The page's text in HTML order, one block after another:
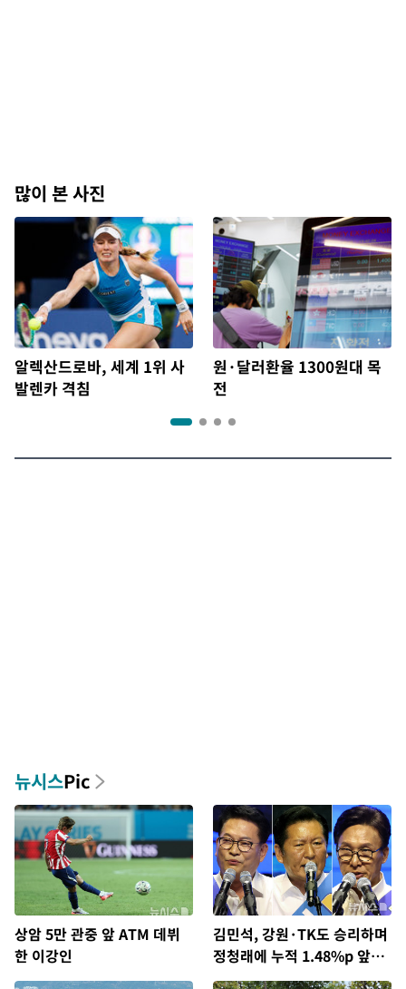
많이 본 사진
알렉산드로바, 세계 1위 사
발렌카 격침
원·달러환율 1300원대 목
전
뉴시스Pic
상암 5만 관중 앞 ATM 데뷔
한 이강인
김민석, 강원·TK도 승리하며
정청래에 누적 1.48%p 앞
서…격차 벌리며 박빙 우세